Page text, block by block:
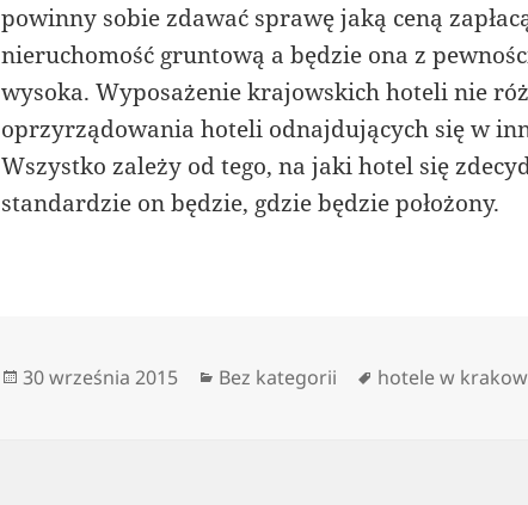
powinny sobie zdawać sprawę jaką ceną
nieruchomość gruntową a będzie ona z
wysoka. Wyposażenie krajowskich hoteli nie
oprzyrządowania hoteli odnajdujących się w
Wszystko zależy od tego, na jaki hotel się
standardzie on będzie, gdzie będzie położony.
Data
30 września 2015 Kategorie
Bez kategorii Tagi
hotele w